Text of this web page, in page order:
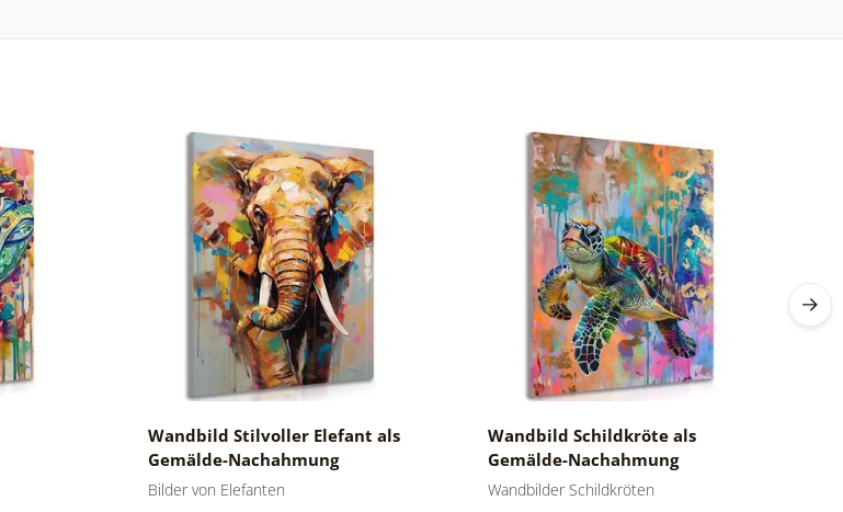
Wandbild Stilvoller Elefant als
Gemälde-Nachahmung
Bilder von Elefanten
Wandbild Schildkröte als
Gemälde-Nachahmung
Wandbilder Schildkröten